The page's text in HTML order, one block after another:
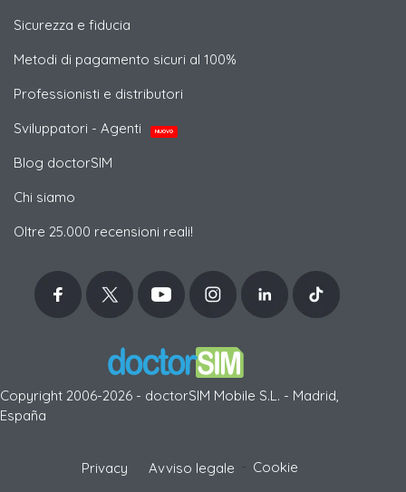
Sicurezza e fiducia
Metodi di pagamento sicuri al 100%
Professionisti e distributori
Sviluppatori - Agenti
NUOVO
Blog doctorSIM
Chi siamo
Oltre 25.000 recensioni reali!
Copyright 2006-2026 - doctorSIM Mobile S.L. - Madrid,
España
Privacy Avviso legale Cookie